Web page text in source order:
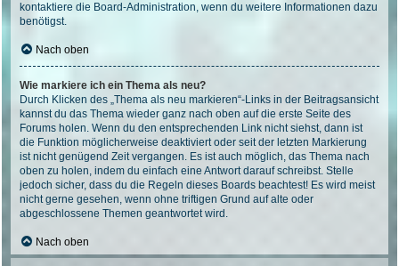
kontaktiere die Board-Administration, wenn du weitere Informationen dazu
benötigst.
Nach oben
Wie markiere ich ein Thema als neu?
Durch Klicken des „Thema als neu markieren“-Links in der Beitragsansicht
kannst du das Thema wieder ganz nach oben auf die erste Seite des
Forums holen. Wenn du den entsprechenden Link nicht siehst, dann ist
die Funktion möglicherweise deaktiviert oder seit der letzten Markierung
ist nicht genügend Zeit vergangen. Es ist auch möglich, das Thema nach
oben zu holen, indem du einfach eine Antwort darauf schreibst. Stelle
jedoch sicher, dass du die Regeln dieses Boards beachtest! Es wird meist
nicht gerne gesehen, wenn ohne triftigen Grund auf alte oder
abgeschlossene Themen geantwortet wird.
Nach oben